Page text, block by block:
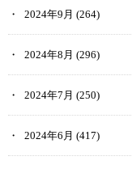
2024年9月 (264)
2024年8月 (296)
2024年7月 (250)
2024年6月 (417)